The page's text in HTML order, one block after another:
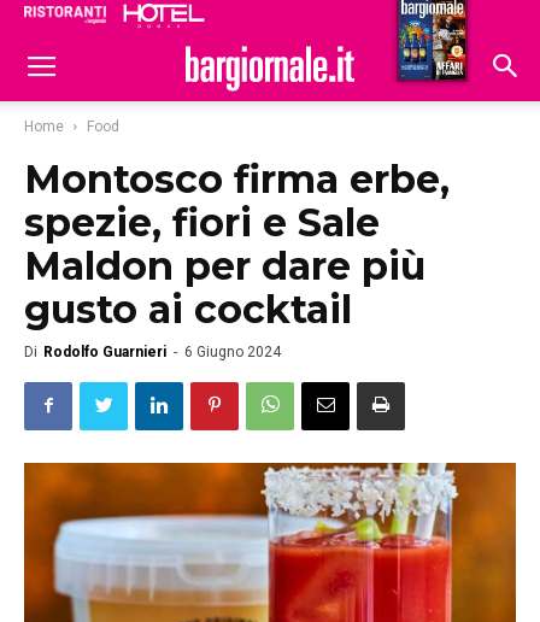
Hoteldomani
Home Food
Montosco firma erbe,
spezie, fiori e Sale
Maldon per dare più
gusto ai cocktail
Di Rodolfo Guarnieri - 6 Giugno 2024